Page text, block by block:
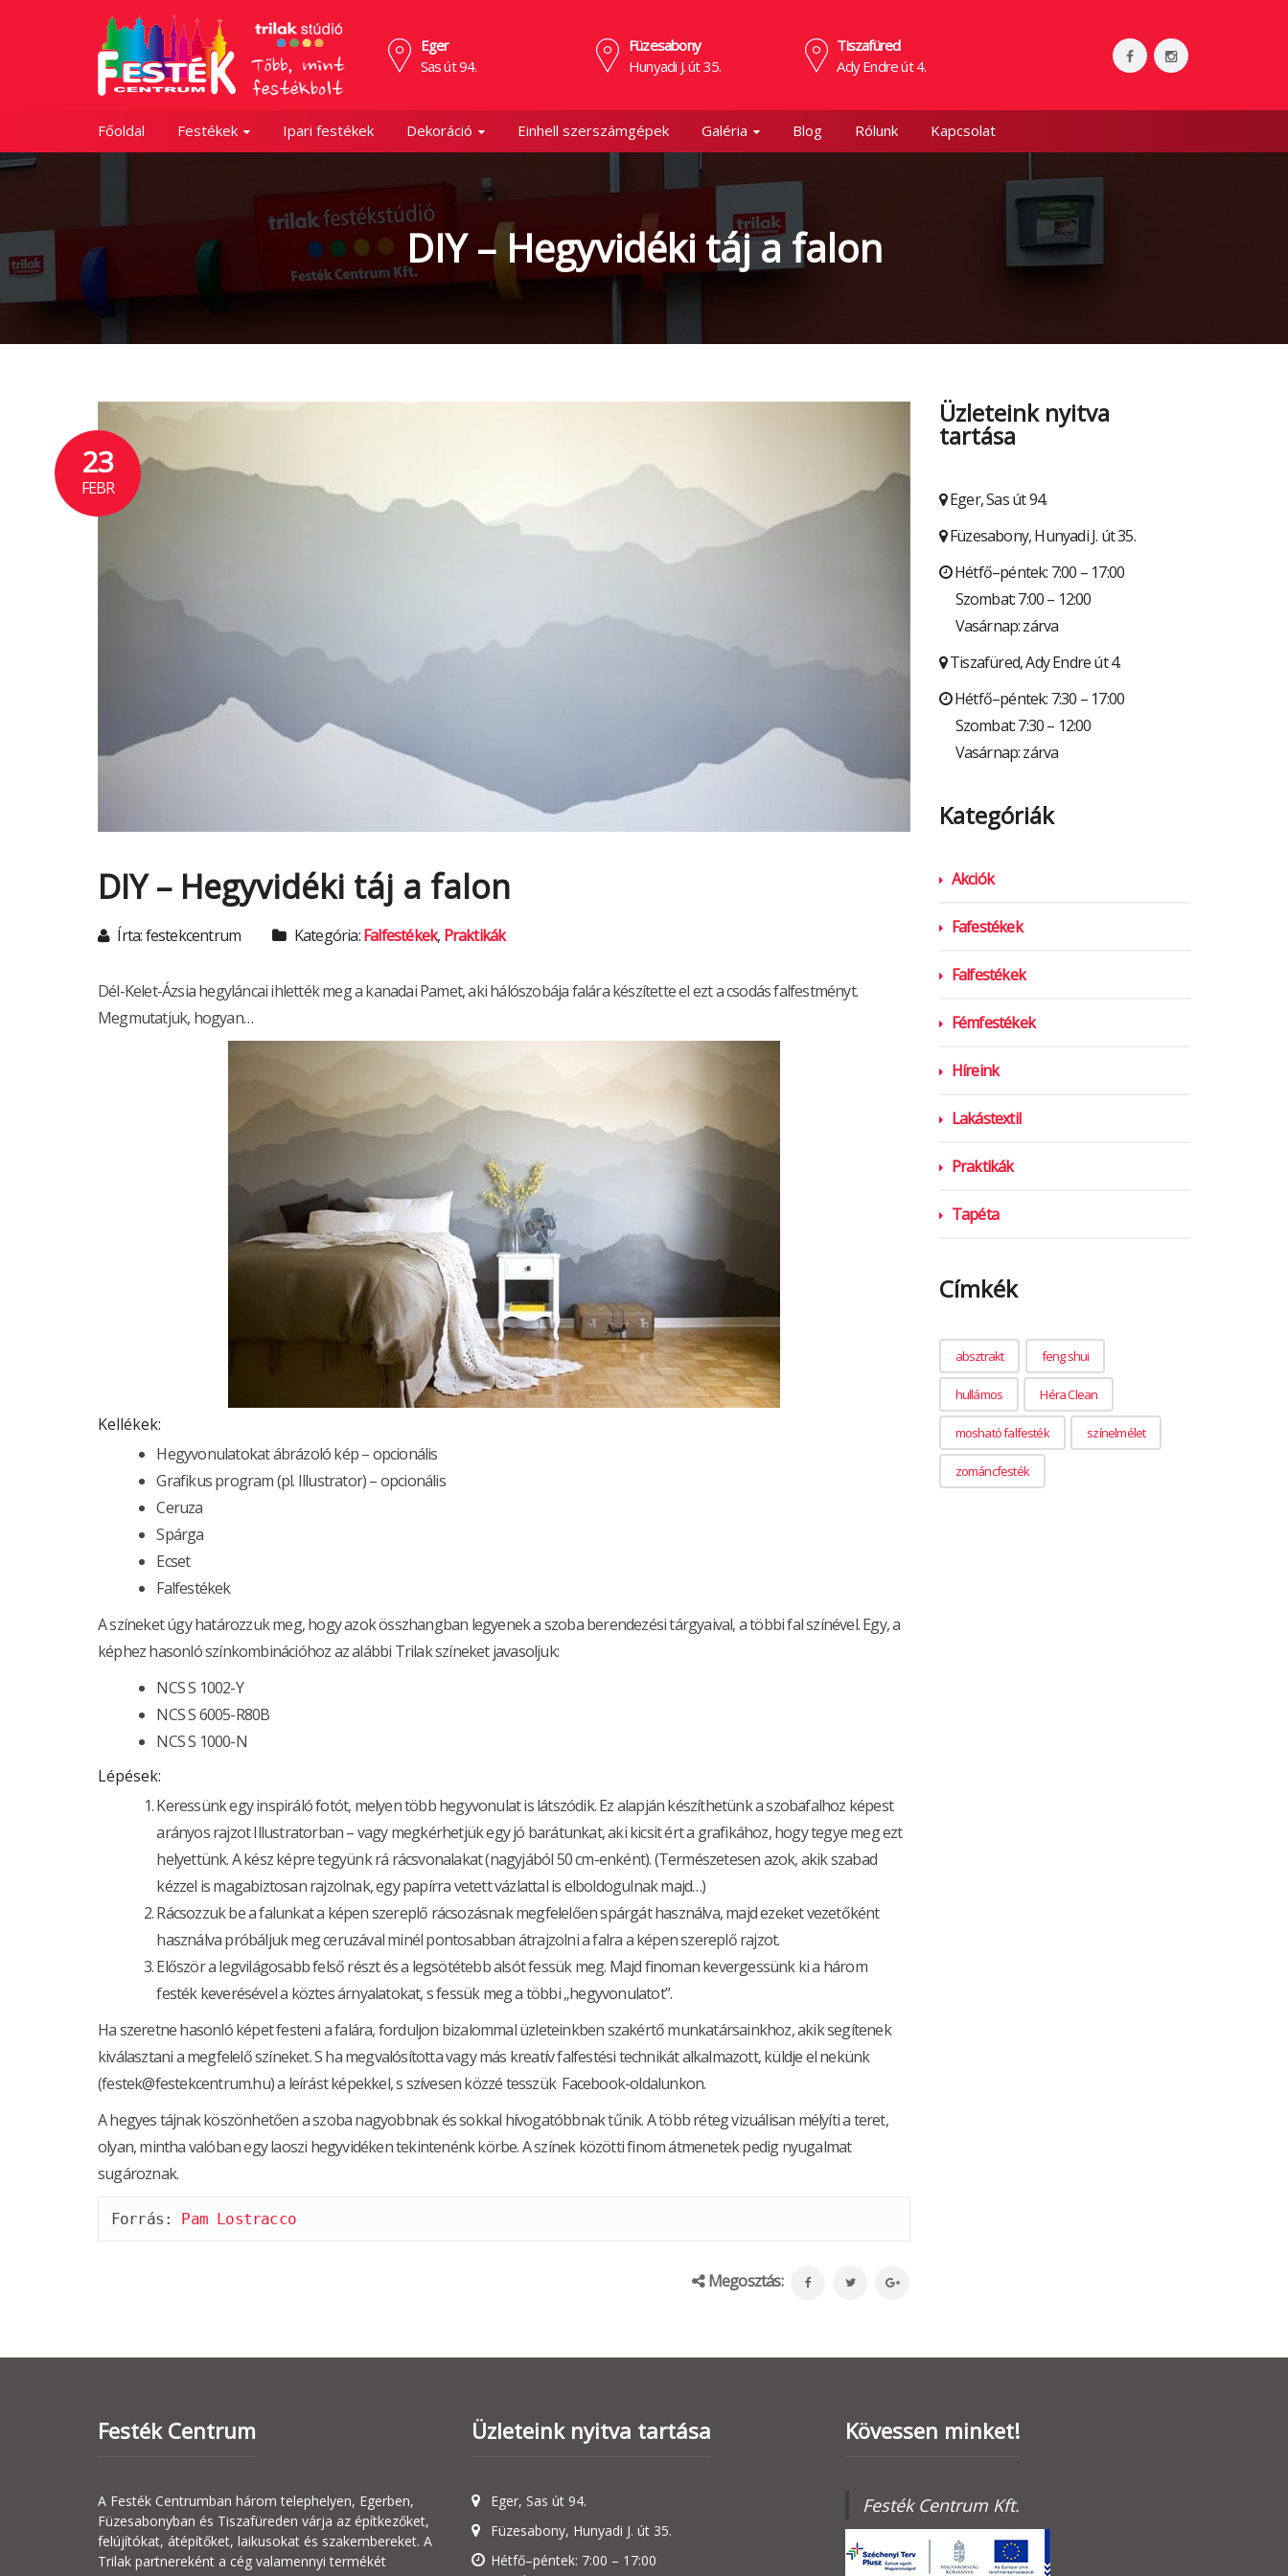
Eger
Sas út 94.
Füzesabony
Hunyadi J. út 35.
Tiszafüred
Ady Endre út 4.
Főoldal Festékek Ipari festékek Dekoráció Einhell szerszámgépek Galéria Blog Rólunk Kapcsolat
DIY – Hegyvidéki táj a falon
23
FEBR
DIY – Hegyvidéki táj a falon
Írta: festekcentrum Kategória:Falfestékek, Praktikák
Dél-Kelet-Ázsia hegyláncai ihlették meg a kanadai Pamet, aki hálószobája falára készítette el ezt a csodás falfestményt.
Megmutatjuk, hogyan…
Kellékek:
Hegyvonulatokat ábrázoló kép – opcionális
Grafikus program (pl. Illustrator) – opcionális
Ceruza
Spárga
Ecset
Falfestékek
A színeket úgy határozzuk meg, hogy azok összhangban legyenek a szoba berendezési tárgyaival, a többi fal színével. Egy, a
képhez hasonló színkombinációhoz az alábbi Trilak színeket javasoljuk:
NCS S 1002-Y
NCS S 6005-R80B
NCS S 1000-N
Lépések:
Keressünk egy inspiráló fotót, melyen több hegyvonulat is látszódik. Ez alapján készíthetünk a szobafalhoz képest
arányos rajzot Illustratorban – vagy megkérhetjük egy jó barátunkat, aki kicsit ért a grafikához, hogy tegye meg ezt
helyettünk. A kész képre tegyünk rá rácsvonalakat (nagyjából 50 cm-enként). (Természetesen azok, akik szabad
kézzel is magabiztosan rajzolnak, egy papírra vetett vázlattal is elboldogulnak majd…)
Rácsozzuk be a falunkat a képen szereplő rácsozásnak megfelelően spárgát használva, majd ezeket vezetőként
használva próbáljuk meg ceruzával minél pontosabban átrajzolni a falra a képen szereplő rajzot.
Először a legvilágosabb felső részt és a legsötétebb alsót fessük meg. Majd finoman kevergessünk ki a három
festék keverésével a köztes árnyalatokat, s fessük meg a többi „hegyvonulatot”.
Ha szeretne hasonló képet festeni a falára, forduljon bizalommal üzleteinkben szakértő munkatársainkhoz, akik segítenek
kiválasztani a megfelelő színeket. S ha megvalósította vagy más kreatív falfestési technikát alkalmazott, küldje el nekünk
(festek@festekcentrum.hu) a leírást képekkel, s szívesen közzé tesszük Facebook-oldalunkon.
A hegyes tájnak köszönhetően a szoba nagyobbnak és sokkal hívogatóbbnak tűnik. A több réteg vizuálisan mélyíti a teret,
olyan, mintha valóban egy laoszi hegyvidéken tekintenénk körbe. A színek közötti finom átmenetek pedig nyugalmat
sugároznak.
Forrás: Pam Lostracco
Megosztás:
Üzleteink nyitva
tartása
Eger, Sas út 94.
Füzesabony, Hunyadi J. út 35.
Hétfő–péntek: 7:00 – 17:00
Szombat: 7:00 – 12:00
Vasárnap: zárva
Tiszafüred, Ady Endre út 4.
Hétfő–péntek: 7:30 – 17:00
Szombat: 7:30 – 12:00
Vasárnap: zárva
Kategóriák
Akciók
Fafestékek
Falfestékek
Fémfestékek
Híreink
Lakástextil
Praktikák
Tapéta
Címkék
absztrakt feng shui
hullámos Héra Clean
mosható falfesték színelmélet
zománcfesték
Festék Centrum
A Festék Centrumban három telephelyen, Egerben,
Füzesabonyban és Tiszafüreden várja az építkezőket,
felújítókat, átépítőket, laikusokat és szakembereket. A
Trilak partnereként a cég valamennyi termékét
Üzleteink nyitva tartása
Eger, Sas út 94.
Füzesabony, Hunyadi J. út 35.
Hétfő–péntek: 7:00 – 17:00
Kövessen minket!
Festék Centrum Kft.